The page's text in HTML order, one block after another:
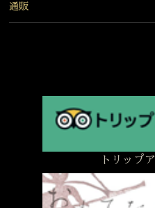
通販
トリップ